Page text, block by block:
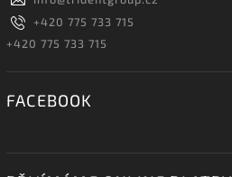
+420 775 733 715
+420 775 733 715
FACEBOOK